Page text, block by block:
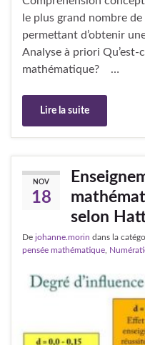
le plus grand nombre
permettant d’obtenir
Analyse à priori Qu’est-
mathématique? …
Lire la suite
NOV
18
selon
De johanne.morin dans la
pensée mathématique